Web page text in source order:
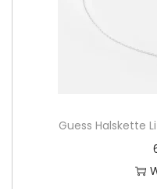
Guess Halskette